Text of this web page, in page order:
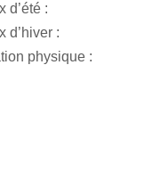
d’été :
d’hiver :
physique :